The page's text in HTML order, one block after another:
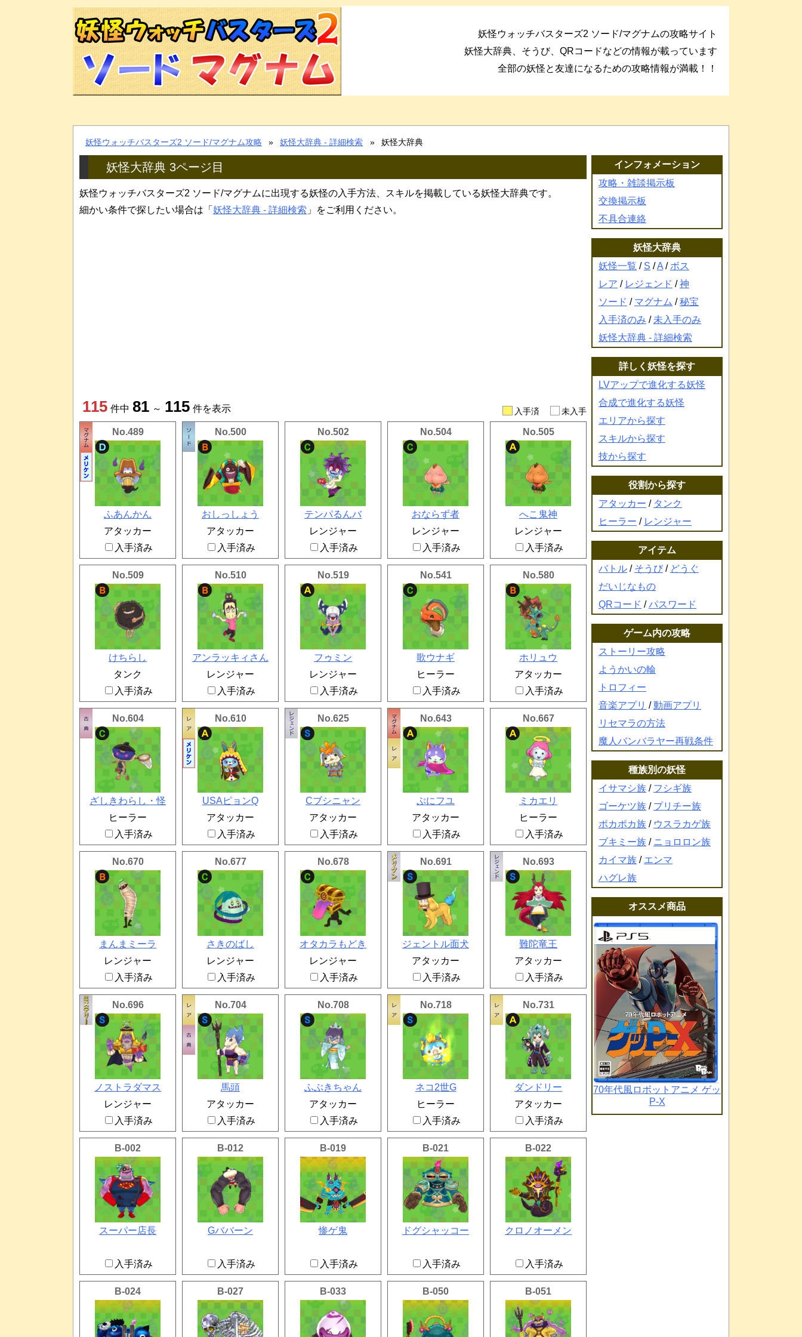
妖怪ウォッチバスターズ2 ソード/マグナムの攻略サイト
妖怪大辞典、そうび、QRコードなどの情報が載っています
全部の妖怪と友達になるための攻略情報が満載！！
妖怪ウォッチバスターズ2 ソード/マグナム攻略 妖怪大辞典 - 詳細検索 妖怪大辞典
妖怪大辞典 3ページ目
妖怪ウォッチバスターズ2 ソード/マグナムに出現する妖怪の入手方法、スキルを掲載している妖怪大辞典です。
細かい条件で探したい場合は「 妖怪大辞典 - 詳細検索 」をご利用ください。
115 件中 81 ～ 115 件を表示 入手済 未入手
No.489
ふあんかん
アタッカー
入手済み
No.500
おしっしょう
アタッカー
入手済み
No.502
テンパるんバ
レンジャー
入手済み
No.504
おならず者
レンジャー
入手済み
No.505
へこ鬼神
レンジャー
入手済み
No.509
けちらし
タンク
入手済み
No.510
アンラッキィさん
レンジャー
入手済み
No.519
フゥミン
レンジャー
入手済み
No.541
歌ウナギ
ヒーラー
入手済み
No.580
ホリュウ
アタッカー
入手済み
No.604
ざしきわらし・怪
ヒーラー
入手済み
No.610
USAピョンQ
アタッカー
入手済み
No.625
Cブシニャン
アタッカー
入手済み
No.643
ぷにフユ
アタッカー
入手済み
No.667
ミカエリ
ヒーラー
入手済み
No.670
まんまミーラ
レンジャー
入手済み
No.677
さきのばし
レンジャー
入手済み
No.678
オタカラもどき
レンジャー
入手済み
No.691
ジェントル面犬
アタッカー
入手済み
No.693
難陀竜王
アタッカー
入手済み
No.696
ノストラダマス
レンジャー
入手済み
No.704
馬頭
アタッカー
入手済み
No.708
ふぶきちゃん
アタッカー
入手済み
No.718
ネコ2世G
ヒーラー
入手済み
No.731
ダンドリー
アタッカー
入手済み
B-002
スーパー店長
入手済み
B-012
Gババーン
入手済み
B-019
惨ゲ鬼
入手済み
B-021
ドグシャッコー
入手済み
B-022
クロノオーメン
入手済み
B-024 B-027 B-033 B-050 B-051
インフォメーション
攻略・雑談掲示板
交換掲示板
不具合連絡
妖怪大辞典
妖怪一覧 / S /A / ボス
レア / レジェンド /神
ソード / マグナム /秘宝
入手済のみ / 未入手のみ
妖怪大辞典 - 詳細検索
詳しく妖怪を探す
LVアップで進化する妖怪
合成で進化する妖怪
エリアから探す
スキルから探す
技から探す
役割から探す
アタッカー / タンク
ヒーラー / レンジャー
アイテム
バトル / そうび / どうぐ
だいじなもの
QRコード /パスワード
ゲーム内の攻略
ストーリー攻略
ようかいの輪
トロフィー
音楽アプリ /動画アプリ
リセマラの方法
魔人バンバラヤー再戦条件
種族別の妖怪
イサマシ族 / フシギ族
ゴーケツ族 / プリチー族
ポカポカ族 / ウスラカゲ族
ブキミー族 / ニョロロン族
カイマ族 / エンマ
ハグレ族
オススメ商品
70年代風ロボットアニメ ゲッ
P-X